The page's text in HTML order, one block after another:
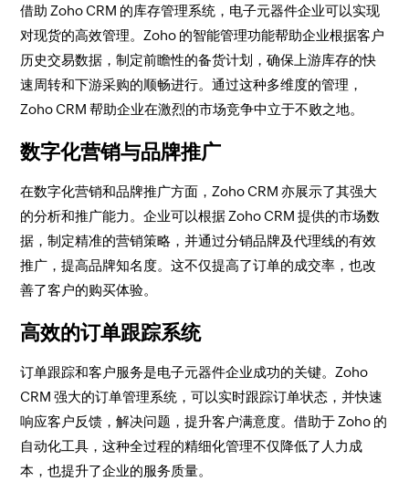
借助 Zoho CRM 的库存管理系统，电子元器件企业可以实现
对现货的高效管理。Zoho 的智能管理功能帮助企业根据客户
历史交易数据，制定前瞻性的备货计划，确保上游库存的快
速周转和下游采购的顺畅进行。通过这种多维度的管理，
Zoho CRM 帮助企业在激烈的市场竞争中立于不败之地。
数字化营销与品牌推广
在数字化营销和品牌推广方面，Zoho CRM 亦展示了其强大
的分析和推广能力。企业可以根据 Zoho CRM 提供的市场数
据，制定精准的营销策略，并通过分销品牌及代理线的有效
推广，提高品牌知名度。这不仅提高了订单的成交率，也改
善了客户的购买体验。
高效的订单跟踪系统
订单跟踪和客户服务是电子元器件企业成功的关键。Zoho
CRM 强大的订单管理系统，可以实时跟踪订单状态，并快速
响应客户反馈，解决问题，提升客户满意度。借助于 Zoho 的
自动化工具，这种全过程的精细化管理不仅降低了人力成
本，也提升了企业的服务质量。